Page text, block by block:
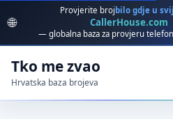
🌐
Provjerite broj bilo gdje u
CallerHouse.com
— globalna baza za provjeru
Tko me zvao
Hrvatska baza brojeva